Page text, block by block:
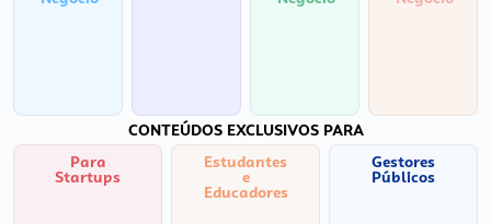
CONTEÚDOS EXCLUSIVOS PARA
Para
Startups
Estudantes
e
Educadores
Gestores
Públicos